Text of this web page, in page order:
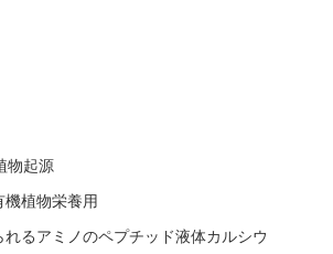
物起源
植物栄養用
るアミノのペプチッド液体カルシウ